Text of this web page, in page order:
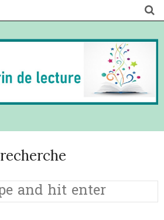
recherche